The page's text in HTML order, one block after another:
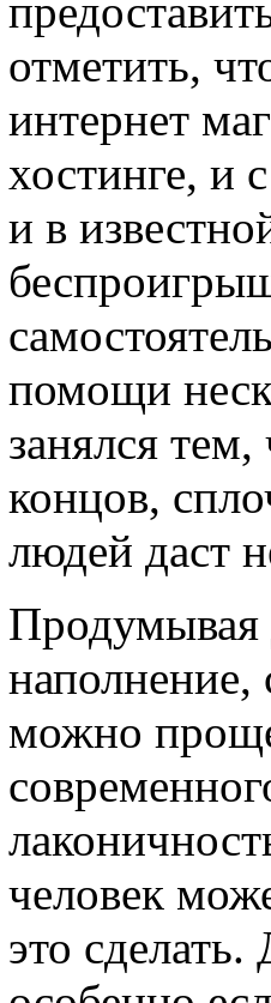
отметить,
интернет
хостинге, и
и в
помощи
занялся
концов,
людей даст
Продумывая
наполнение,
можно
человек
это